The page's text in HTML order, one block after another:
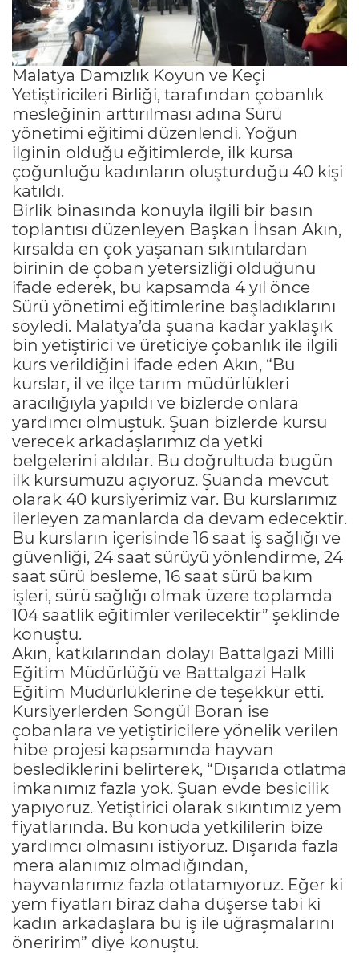
Malatya Damızlık Koyun ve Keçi
Yetiştiricileri Birliği, tarafından çobanlık
mesleğinin arttırılması adına Sürü
yönetimi eğitimi düzenlendi. Yoğun
ilginin olduğu eğitimlerde, ilk kursa
çoğunluğu kadınların oluşturduğu 40 kişi
katıldı.
Birlik binasında konuyla ilgili bir basın
toplantısı düzenleyen Başkan İhsan Akın,
kırsalda en çok yaşanan sıkıntılardan
birinin de çoban yetersizliği olduğunu
ifade ederek, bu kapsamda 4 yıl önce
Sürü yönetimi eğitimlerine başladıklarını
söyledi. Malatya’da şuana kadar yaklaşık
bin yetiştirici ve üreticiye çobanlık ile ilgili
kurs verildiğini ifade eden Akın, “Bu
kurslar, il ve ilçe tarım müdürlükleri
aracılığıyla yapıldı ve bizlerde onlara
yardımcı olmuştuk. Şuan bizlerde kursu
verecek arkadaşlarımız da yetki
belgelerini aldılar. Bu doğrultuda bugün
ilk kursumuzu açıyoruz. Şuanda mevcut
olarak 40 kursiyerimiz var. Bu kurslarımız
ilerleyen zamanlarda da devam edecektir.
Bu kursların içerisinde 16 saat iş sağlığı ve
güvenliği, 24 saat sürüyü yönlendirme, 24
saat sürü besleme, 16 saat sürü bakım
işleri, sürü sağlığı olmak üzere toplamda
104 saatlik eğitimler verilecektir” şeklinde
konuştu.
Akın, katkılarından dolayı Battalgazi Milli
Eğitim Müdürlüğü ve Battalgazi Halk
Eğitim Müdürlüklerine de teşekkür etti.
Kursiyerlerden Songül Boran ise
çobanlara ve yetiştiricilere yönelik verilen
hibe projesi kapsamında hayvan
beslediklerini belirterek, “Dışarıda otlatma
imkanımız fazla yok. Şuan evde besicilik
yapıyoruz. Yetiştirici olarak sıkıntımız yem
fiyatlarında. Bu konuda yetkililerin bize
yardımcı olmasını istiyoruz. Dışarıda fazla
mera alanımız olmadığından,
hayvanlarımız fazla otlatamıyoruz. Eğer ki
yem fiyatları biraz daha düşerse tabi ki
kadın arkadaşlara bu iş ile uğraşmalarını
öneririm” diye konuştu.